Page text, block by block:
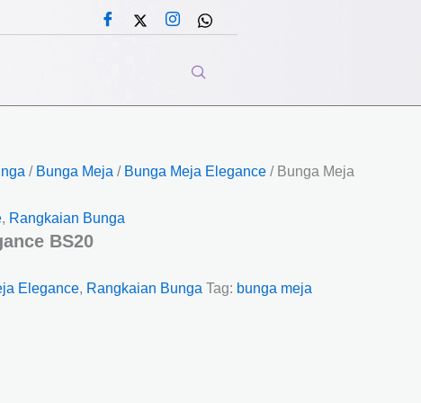
/ Bunga Meja / Bunga Meja Elegance / Bunga Meja
, Rangkaian Bunga
BS20
Elegance, Rangkaian Bunga Tag: bunga meja